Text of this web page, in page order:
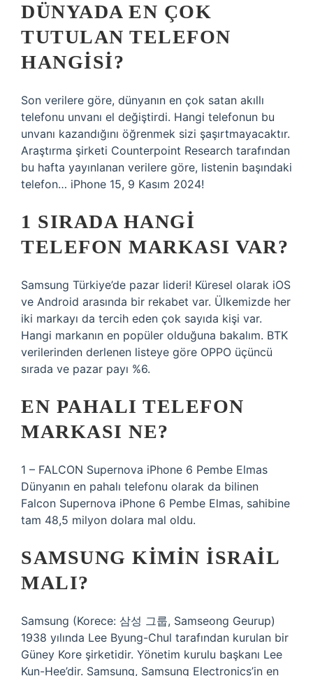
DÜNYADA EN ÇOK
TUTULAN TELEFON
HANGISI?
Son verilere göre, dünyanın en çok satan akıllı
telefonu unvanı el değiştirdi. Hangi telefonun bu
unvanı kazandığını öğrenmek sizi şaşırtmayacaktır.
Araştırma şirketi Counterpoint Research tarafından
bu hafta yayınlanan verilere göre, listenin başındaki
telefon… iPhone 15, 9 Kasım 2024!
1 SIRADA HANGI
TELEFON MARKASI VAR?
Samsung Türkiye’de pazar lideri! Küresel olarak iOS
ve Android arasında bir rekabet var. Ülkemizde her
iki markayı da tercih eden çok sayıda kişi var.
Hangi markanın en popüler olduğuna bakalım. BTK
verilerinden derlenen listeye göre OPPO üçüncü
sırada ve pazar payı %6.
EN PAHALI TELEFON
MARKASI NE?
1 – FALCON Supernova iPhone 6 Pembe Elmas
Dünyanın en pahalı telefonu olarak da bilinen
Falcon Supernova iPhone 6 Pembe Elmas, sahibine
tam 48,5 milyon dolara mal oldu.
SAMSUNG KIMIN İSRAIL
MALI?
Samsung (Korece: 삼성 그룹, Samseong Geurup)
1938 yılında Lee Byung-Chul tarafından kurulan bir
Güney Kore şirketidir. Yönetim kurulu başkanı Lee
Kun-Hee’dir. Samsung, Samsung Electronics’in en